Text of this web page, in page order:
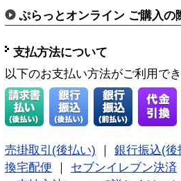
ぷらっとオンライン ご購入の
支払方法について
以下のお支払い方法がご利用で
売掛取引(後払い)
銀行振込(後
換宅配便
セブンイレブン決済